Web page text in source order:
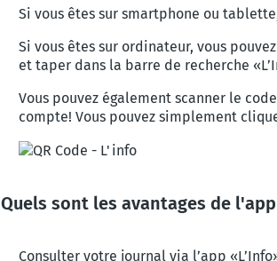
Si vous êtes sur smartphone ou
Si vous êtes sur ordinateur, vous
et taper dans la barre de recherche
Vous pouvez également scanner le
compte! Vous pouvez simplement
Quels sont les avantages de
Consulter votre journal via l’app